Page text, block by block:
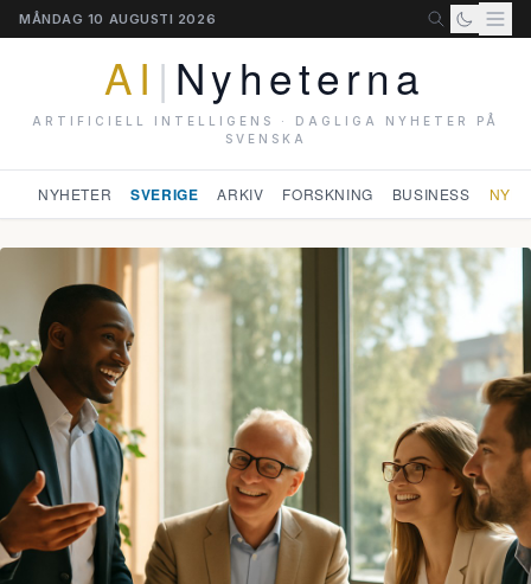
MÅNDAG 10 AUGUSTI 2026
AI | Nyheterna
ARTIFICIELL INTELLIGENS · DAGLIGA NYHETER PÅ
SVENSKA
NYHETER SVERIGE ARKIV FORSKNING BUSINESS